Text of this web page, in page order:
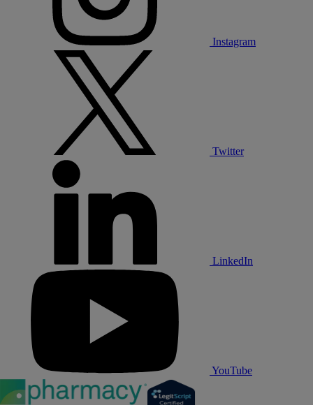
Instagram
Twitter
LinkedIn
YouTube